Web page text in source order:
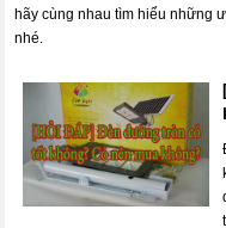
hãy cùng nhau tìm hiểu những
nhé.